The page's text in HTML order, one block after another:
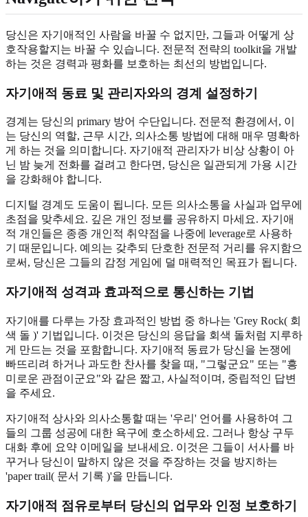
당신은 자기애적인 사람을 바꿀 수 없지만, 그들과 어떻게 상
호작용할지는 바꿀 수 있습니다. 전문적 전략의 toolkit을 개발
하는 것은 경력과 평화를 보호하는 최선의 방법입니다.
자기애적 동료 및 관리자와의 경계 설정하기
경계는 당신의 primary 방어 수단입니다. 전문적 환경에서, 이
는 당신의 역할, 근무 시간, 의사소통 방법에 대해 매우 명확하
게 하는 것을 의미합니다. 자기애적 관리자가 비상 상황이 아
닌 밤 늦게 전화를 걸려고 한다면, 당신은 일관되게 가용 시간
을 강화해야 합니다.
디지털 경계도 도움이 됩니다. 모든 의사소통을 사실과 업무에
초점을 맞추세요. 깊은 개인 정보를 공유하지 마세요. 자기애
적 개인들은 종종 개인적 취약점을 나중에 leverage로 사용하
기 때문입니다. 예의는 갖추되 단호한 전문적 거리를 유지함으
로써, 당신은 그들의 감정 게임에 덜 매력적인 목표가 됩니다.
자기애적 성격과 효과적으로 통신하는 기법
자기애를 다루는 가장 효과적인 방법 중 하나는 'Grey Rock( 회
색 돌 )' 기법입니다. 이것은 당신의 응답을 회색 돌처럼 지루하
게 만드는 것을 포함합니다. 자기애적 동료가 당신을 논쟁에
빠뜨리려 하거나 과도한 찬사를 찾을 때, "그렇군요" 또는 "흥
미로운 관점이군요"와 같은 짧고, 사실적이며, 중립적인 답변
을 주세요.
자기애적 상사와 의사소통할 때는 '우리' 언어를 사용하여 그
들의 그룹 성공에 대한 욕구에 호소하세요. 그러나 항상 구두
대화 후에 요약 이메일을 보내세요. 이것은 그들이 서사를 바
꾸거나 당신이 말하지 않은 것을 주장하는 것을 방지하는
'paper trail( 문서 기록 )'을 만듭니다.
자기애적 점유로부터 당신의 업무와 인정 보호하기